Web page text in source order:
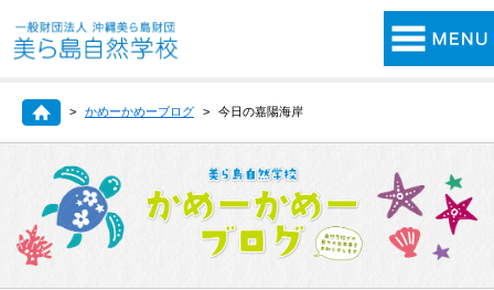
かめーかめーブログ 今日の嘉陽海岸